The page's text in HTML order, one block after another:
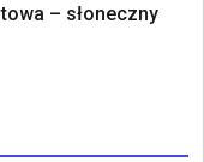
– słoneczny